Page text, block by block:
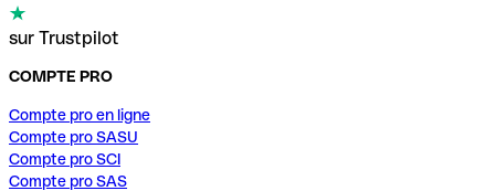
sur Trustpilot
COMPTE PRO
Compte pro en ligne
Compte pro SASU
Compte pro SCI
Compte pro SAS